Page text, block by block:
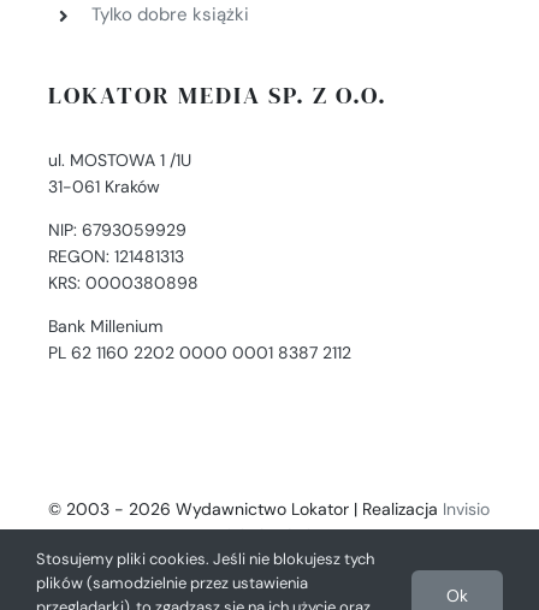
Tylko dobre książki
LOKATOR MEDIA SP. Z O.O.
ul. MOSTOWA 1 /1U
31-061 Kraków
NIP: 6793059929
REGON: 121481313
KRS: 0000380898
Bank Millenium
PL 62 1160 2202 0000 0001 8387 2112
© 2003 - 2026 Wydawnictwo Lokator | Realizacja Invisio
- Digital Solutions
Stosujemy pliki cookies. Jeśli nie blokujesz tych
plików (samodzielnie przez ustawienia
Ok